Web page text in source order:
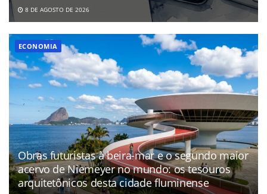
8 DE AGOSTO DE 2026
ECONOMIA
Obras futuristas à beira-mar e o segundo maior
acervo de Niemeyer no mundo: os tesouros
arquitetônicos desta cidade fluminense